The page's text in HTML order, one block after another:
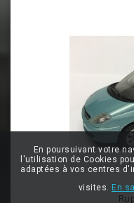
En poursuivant votre
l'utilisation de Cookies
adaptées à vos centres
visites. En